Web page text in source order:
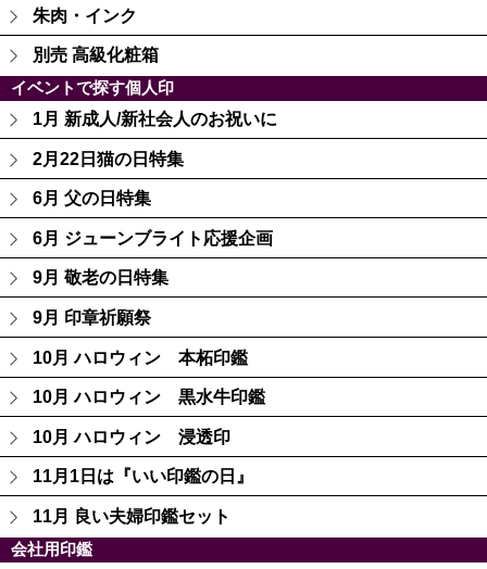
朱肉・インク
別売 高級化粧箱
イベントで探す個人印
1月 新成人/新社会人のお祝いに
2月22日猫の日特集
6月 父の日特集
6月 ジューンブライト応援企画
9月 敬老の日特集
9月 印章祈願祭
10月 ハロウィン 本柘印鑑
10月 ハロウィン 黒水牛印鑑
10月 ハロウィン 浸透印
11月1日は『いい印鑑の日』
11月 良い夫婦印鑑セット
会社用印鑑